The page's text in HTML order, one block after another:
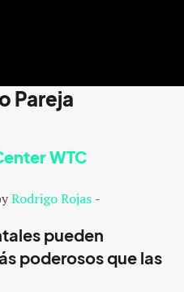
Pareja
WTC
Rodrigo Rojas -
pueden
poderosos que las